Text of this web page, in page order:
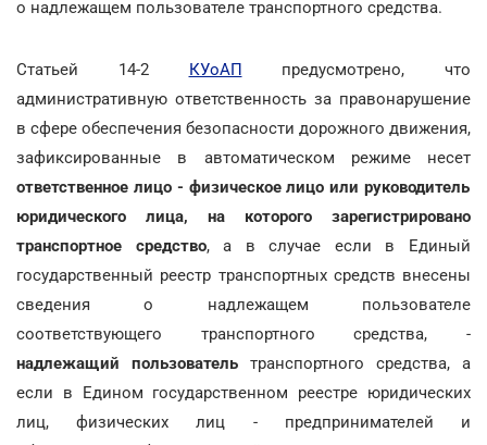
о надлежащем пользователе транспортного средства.
Статьей 14-2 КУоАП предусмотрено, что
административную ответственность за правонарушение
в сфере обеспечения безопасности дорожного движения,
зафиксированные в автоматическом режиме несет
ответственное лицо - физическое лицо или руководитель
юридического лица, на которого зарегистрировано
транспортное средство, а в случае если в Единый
государственный реестр транспортных средств внесены
сведения о надлежащем пользователе
соответствующего транспортного средства, -
надлежащий пользователь транспортного средства, а
если в Едином государственном реестре юридических
лиц, физических лиц - предпринимателей и